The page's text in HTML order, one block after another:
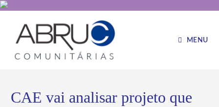
MENU
CAE vai analisar projeto que